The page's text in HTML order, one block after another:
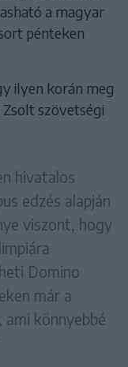
a magyar
pénteken
ilyen korán meg
szövetségi
hivatalos
edzés alapján
viszont, hogy
Domino
már a
könnyebbé